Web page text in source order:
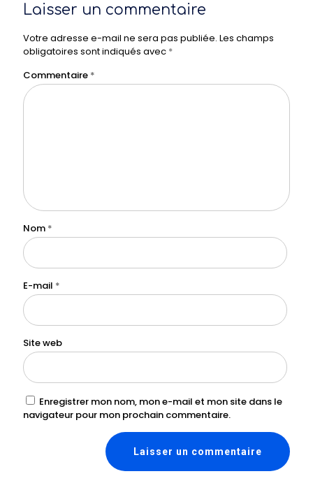
Laisser un commentaire
Votre adresse e-mail ne sera pas publiée. Les champs
obligatoires sont indiqués avec *
Commentaire *
Nom *
E-mail *
Site web
Enregistrer mon nom, mon e-mail et mon site dans le
navigateur pour mon prochain commentaire.